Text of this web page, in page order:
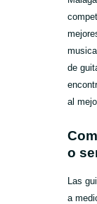
de
al
o
Las
a